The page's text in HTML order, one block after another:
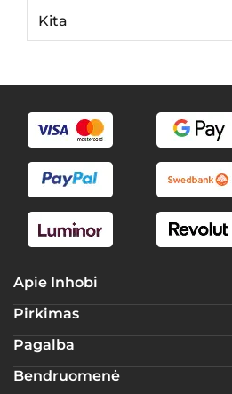
Kita
Apie Inhobi
Pirkimas
Pagalba
Bendruomenė